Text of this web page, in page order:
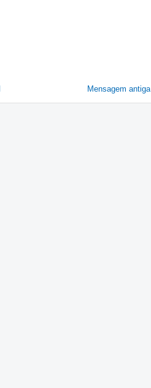
Mensagem antiga